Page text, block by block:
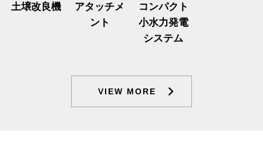
土壌改良機
アタッチメ
ント
コンパクト
小水力発電
システム
VIEW MORE